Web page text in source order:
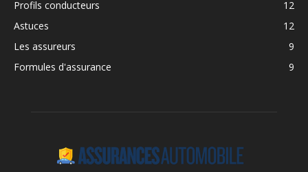
Profils conducteurs
12
Astuces
12
Les assureurs
9
Formules d'assurance
9